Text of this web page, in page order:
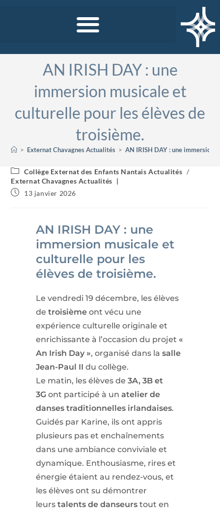
AN IRISH DAY : une
immersion musicale et
culturelle pour les élèves de
troisième.
> Externat Chavagnes Actualités > AN IRISH DAY : une immersion
Collège Externat des Enfants Nantais Actualités /
Externat Chavagnes Actualités
13 janvier 2026
AN IRISH DAY : une
immersion musicale et
culturelle pour les
élèves de troisième.
Le vendredi 19 décembre, les élèves
de troisièmeont vécu une
expérience culturelle originale et
enrichissante à l’occasion du projet «
An Irish Day », organisé dans la salle
Jean-Paul II du collège.
Le matin, les élèves de 3A, 3B et
3G ont participé à un atelier de
danses traditionnelles irlandaises.
Guidés par Karine, ils ont appris
plusieurs pas et enchaînements
dans une ambiance conviviale et
dynamique. Enthousiasme, rires et
énergie étaient au rendez-vous, et
les élèves ont su démontrer
leurs talents de danseurstout en